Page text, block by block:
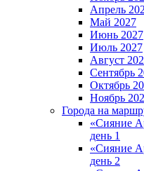
Апрель
Май 2027
Июнь 2027
Июль 2027
Август
Сентябрь
Октябрь
Ноябрь
Города на
«Сияние
день 1
«Сияние
день 2